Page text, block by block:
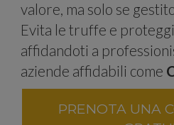
valore, ma solo se
Evita le truffe e
affidandoti a
aziende affidabili come
PRENOTA UNA